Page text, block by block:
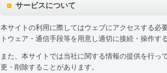
サービスについて
本サイトの利用に際してはウェブにアクセスする必
トウェア・通信手段等を用意し適切に接続・操作す
また、本サイトでは当社に関する情報の提供を行
更・削除することがあります。